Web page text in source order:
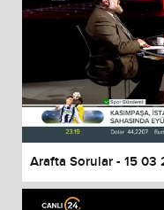
Arafta Sorular - 15 03